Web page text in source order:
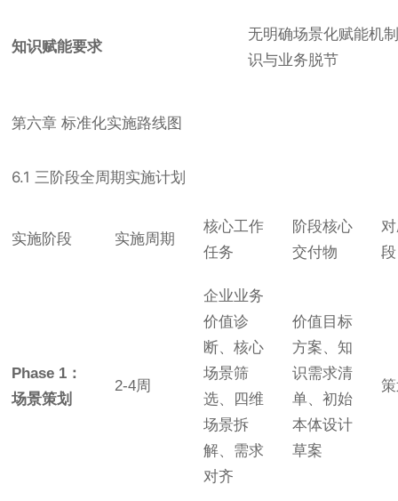
知识赋能要求
无明确场景化赋能机
识与业务脱节
第六章 标准化实施路线图
6.1 三阶段全周期实施计划
实施阶段 实施周期
核心工作
任务
阶段核心
交付物
段
Phase 1：
场景策划
2-4周
企业业务
价值诊
断、核心
场景筛
选、四维
场景拆
解、需求
对齐
价值目标
方案、知
识需求清
单、初始
本体设计
草案